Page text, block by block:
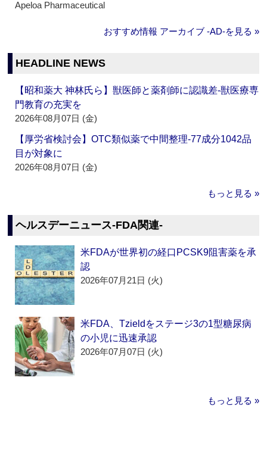
Apeloa Pharmaceutical
おすすめ情報 アーカイブ ‐AD‐を見る »
HEADLINE NEWS
【昭和薬大 神林氏ら】獣医師と薬剤師に認識差‐獣医療専
門教育の充実を
2026年08月07日 (金)
【厚労省検討会】OTC類似薬で中間整理‐77成分1042品
目が対象に
2026年08月07日 (金)
もっと見る »
ヘルスデーニュース‐FDA関連‐
米FDAが世界初の経口PCSK9阻害薬を承
認
2026年07月21日 (火)
米FDA、Tzieldをステージ3の1型糖尿病
の小児に迅速承認
2026年07月07日 (火)
もっと見る »